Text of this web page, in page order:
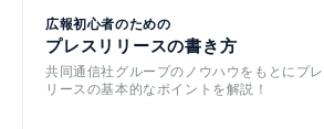
広報初心者のための
プレスリリースの書き方
共同通信社グループのノウハウをもとにプレ
リースの基本的なポイントを解説！